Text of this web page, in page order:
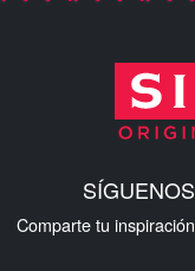
SÍGUENOS
Comparte tu inspiración